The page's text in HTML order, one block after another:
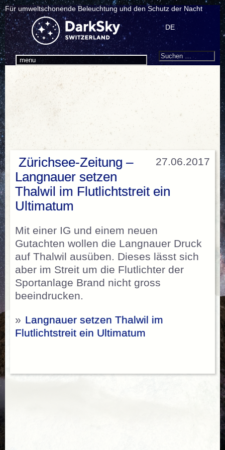
Für umweltschonende Beleuchtung und den Schutz der Nacht
menu
DE
Search
Suchen
27.06.2017
Zürichsee-Zeitung –
Langnauer setzen
Thalwil im Flutlichtstreit ein
Ultimatum
Mit einer IG und einem neuen
Gutachten wollen die Langnauer Druck
auf Thalwil ausüben. Dieses lässt sich
aber im Streit um die Flutlichter der
Sportanlage Brand nicht gross
beeindrucken.
» Langnauer setzen Thalwil im
Flutlichtstreit ein Ultimatum